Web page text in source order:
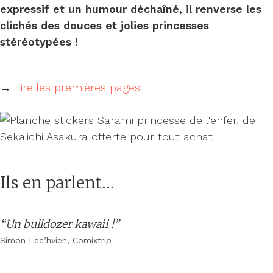
expressif et un humour déchaîné, il renverse les
clichés des douces et jolies princesses
stéréotypées !
→ Lire les premières pages
Ils en parlent…
“Un bulldozer kawaii !”
Simon Lec’hvien, Comixtrip